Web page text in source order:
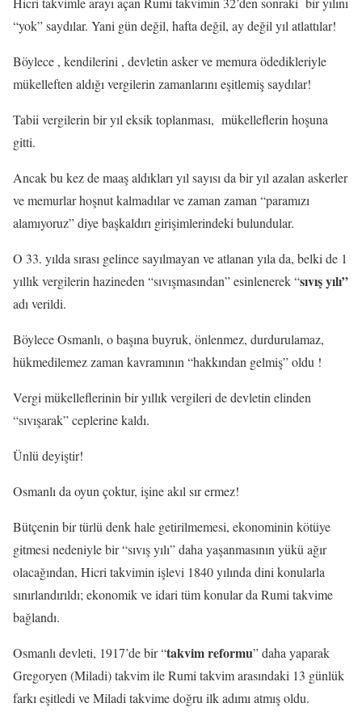
“yok” saydılar. Yani gün değil, hafta değil, ay değil yıl atlattılar!
Böylece , kendilerini , devletin asker ve memura ödedikleriyle
mükelleften aldığı vergilerin zamanlarını eşitlemiş saydılar!
Tabii vergilerin bir yıl eksik toplanması, mükelleflerin hoşuna
gitti.
Ancak bu kez de maaş aldıkları yıl sayısı da bir yıl azalan askerler
ve memurlar hoşnut kalmadılar ve zaman zaman “paramızı
alamıyoruz” diye başkaldırı girişimlerindeki bulundular.
O 33. yılda sırası gelince sayılmayan ve atlanan yıla da, belki de 1
yıllık vergilerin hazineden “sıvışmasından” esinlenerek “sıvış yılı”
adı verildi.
Böylece Osmanlı, o başına buyruk, önlenmez, durdurulamaz,
hükmedilemez zaman kavramının “hakkından gelmiş” oldu !
Vergi mükelleflerinin bir yıllık vergileri de devletin elinden
“sıvışarak” ceplerine kaldı.
Ünlü deyiştir!
Osmanlı da oyun çoktur, işine akıl sır ermez!
Bütçenin bir türlü denk hale getirilmemesi, ekonominin kötüye
gitmesi nedeniyle bir “sıvış yılı” daha yaşanmasının yükü ağır
olacağından, Hicri takvimin işlevi 1840 yılında dini konularla
sınırlandırıldı; ekonomik ve idari tüm konular da Rumi takvime
bağlandı.
Osmanlı devleti, 1917’de bir “takvim reformu” daha yaparak
Gregoryen (Miladi) takvim ile Rumi takvim arasındaki 13 günlük
farkı eşitledi ve Miladi takvime doğru ilk adımı atmış oldu.